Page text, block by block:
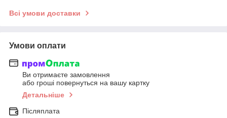
Всі умови доставки
Умови оплати
Ви отримаєте замовлення
або гроші повернуться на вашу картку
Детальніше
Післяплата